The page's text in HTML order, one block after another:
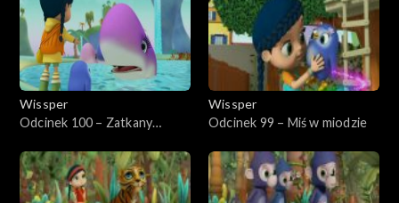
Wissper
Odcinek 100 – Zatkany
Wissper
Odcinek 99 – Miś w miodzie